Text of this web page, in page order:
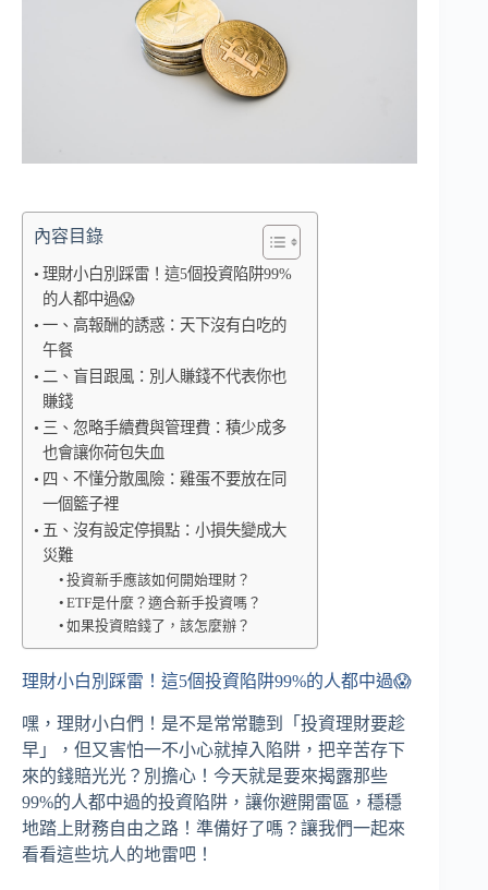
內容目錄
理財小白別踩雷！這5個投資陷阱99%
的人都中過😱
一、高報酬的誘惑：天下沒有白吃的
午餐
二、盲目跟風：別人賺錢不代表你也
賺錢
三、忽略手續費與管理費：積少成多
也會讓你荷包失血
四、不懂分散風險：雞蛋不要放在同
一個籃子裡
五、沒有設定停損點：小損失變成大
災難
投資新手應該如何開始理財？
ETF是什麼？適合新手投資嗎？
如果投資賠錢了，該怎麼辦？
理財小白別踩雷！這5個投資陷阱99%的人都中過😱
嘿，理財小白們！是不是常常聽到「投資理財要趁
早」，但又害怕一不小心就掉入陷阱，把辛苦存下
來的錢賠光光？別擔心！今天就是要來揭露那些
99%的人都中過的投資陷阱，讓你避開雷區，穩穩
地踏上財務自由之路！準備好了嗎？讓我們一起來
看看這些坑人的地雷吧！